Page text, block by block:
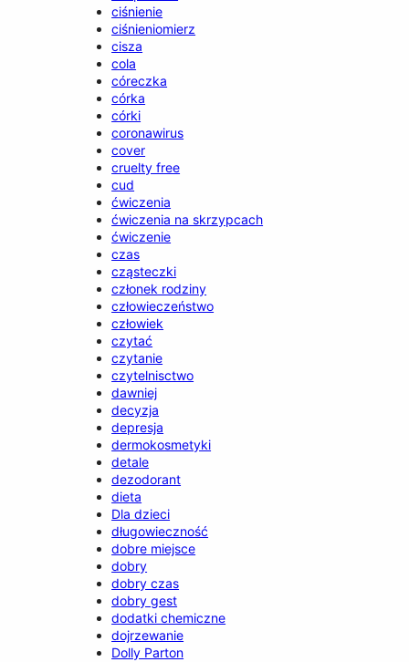
ciśnienie
ciśnieniomierz
cisza
cola
córeczka
córka
córki
coronawirus
cover
cruelty free
cud
ćwiczenia
ćwiczenia na skrzypcach
ćwiczenie
czas
cząsteczki
członek rodziny
człowieczeństwo
człowiek
czytać
czytanie
czytelnisctwo
dawniej
decyzja
depresja
dermokosmetyki
detale
dezodorant
dieta
Dla dzieci
długowieczność
dobre miejsce
dobry
dobry czas
dobry gest
dodatki chemiczne
dojrzewanie
Dolly Parton